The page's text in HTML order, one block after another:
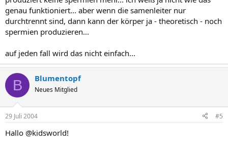
genau funktioniert... aber wenn die samenleiter nur
durchtrennt sind, dann kann der körper ja - theoretisch - noch
spermien produzieren...
auf jeden fall wird das nicht einfach...
B Blumentopf
Neues Mitglied
29 Juli 2004 #5
Hallo @kidsworld!